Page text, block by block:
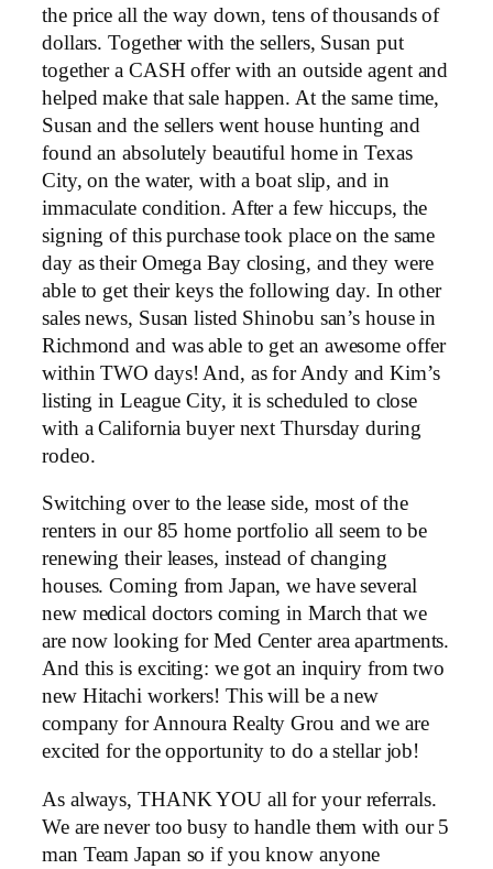
the price all the way down, tens of thousands of
dollars. Together with the sellers, Susan put
together a CASH offer with an outside agent and
helped make that sale happen. At the same time,
Susan and the sellers went house hunting and
found an absolutely beautiful home in Texas
City, on the water, with a boat slip, and in
immaculate condition. After a few hiccups, the
signing of this purchase took place on the same
day as their Omega Bay closing, and they were
able to get their keys the following day. In other
sales news, Susan listed Shinobu san’s house in
Richmond and was able to get an awesome offer
within TWO days! And, as for Andy and Kim’s
listing in League City, it is scheduled to close
with a California buyer next Thursday during
rodeo.
Switching over to the lease side, most of the
renters in our 85 home portfolio all seem to be
renewing their leases, instead of changing
houses. Coming from Japan, we have several
new medical doctors coming in March that we
are now looking for Med Center area apartments.
And this is exciting: we got an inquiry from two
new Hitachi workers! This will be a new
company for Annoura Realty Grou and we are
excited for the opportunity to do a stellar job!
As always, THANK YOU all for your referrals.
We are never too busy to handle them with our 5
man Team Japan so if you know anyone